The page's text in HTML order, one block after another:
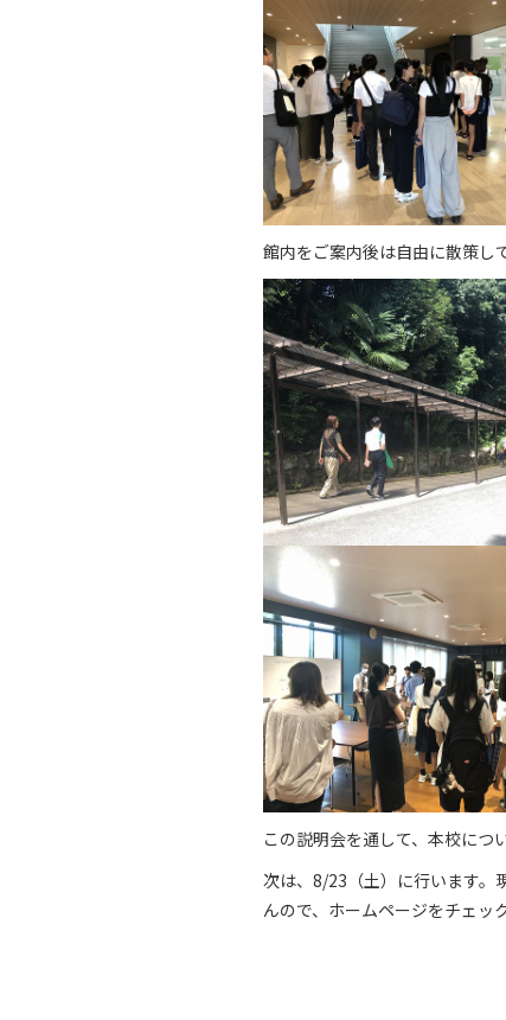
館内をご案内後は自由に散策し
この説明会を通して、本校につ
次は、8/23（土）に行います。
んので、ホームページをチェッ